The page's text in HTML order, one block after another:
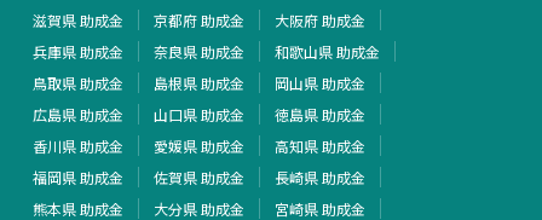
滋賀県 助成金
京都府 助成金
大阪府 助成金
兵庫県 助成金
奈良県 助成金
和歌山県 助成金
鳥取県 助成金
島根県 助成金
岡山県 助成金
広島県 助成金
山口県 助成金
徳島県 助成金
香川県 助成金
愛媛県 助成金
高知県 助成金
福岡県 助成金
佐賀県 助成金
長崎県 助成金
熊本県 助成金
大分県 助成金
宮崎県 助成金